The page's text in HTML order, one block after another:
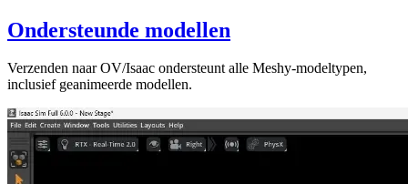
Ondersteunde modellen
Verzenden naar OV/Isaac ondersteunt alle Meshy-modeltypen,
inclusief geanimeerde modellen.